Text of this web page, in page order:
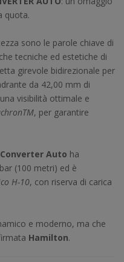
quota.
sono le parole chiave di
tecniche ed estetiche di
girevole bidirezionale per
da 42,00 mm di
visibilità ottimale e
, per garantire
Auto ha
(100 metri) ed è
H-10, con riserva di carica
e moderno, ma che
Hamilton.